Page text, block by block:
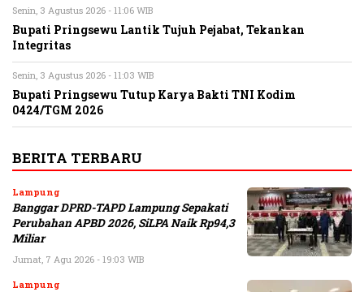
Senin, 3 Agustus 2026 - 11:06 WIB
Bupati Pringsewu Lantik Tujuh Pejabat, Tekankan
Integritas
Senin, 3 Agustus 2026 - 11:03 WIB
Bupati Pringsewu Tutup Karya Bakti TNI Kodim
0424/TGM 2026
BERITA TERBARU
Lampung
Banggar DPRD-TAPD Lampung Sepakati
Perubahan APBD 2026, SiLPA Naik Rp94,3
Miliar
Jumat, 7 Agu 2026 - 19:03 WIB
Lampung